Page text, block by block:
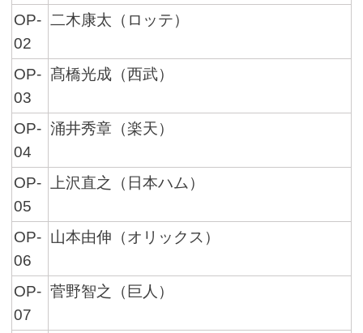
OP-
02
二木康太（ロッテ）
OP-
03
髙橋光成（西武）
OP-
04
涌井秀章（楽天）
OP-
05
上沢直之（日本ハム）
OP-
06
山本由伸（オリックス）
OP-
07
菅野智之（巨人）